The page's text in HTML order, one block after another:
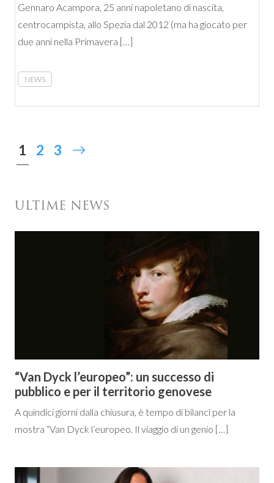
Gennaro Acampora, 25 anni napoletano di nascita,
centrocampista, allo Spezia dal 2012 (ma ha giocato per
due anni nella Primavera […]
NEWS
1 2 3
ULTIME NEWS
“Van Dyck l’europeo”: un successo di
pubblico e per il territorio genovese
A quindici giorni dalla chiusura, è tempo di bilanci per la
mostra “Van Dyck l’europeo. Il viaggio di un genio […]